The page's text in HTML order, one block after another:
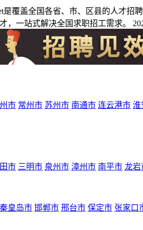
是覆盖全国各省、市、区县的人才
，一站式解决全国求职招工需求。
市 常州市 苏州市 南通市 连云港市 淮
市 三明市 泉州市 漳州市 南平市 龙岩
秦皇岛市 邯郸市 邢台市 保定市 张家口